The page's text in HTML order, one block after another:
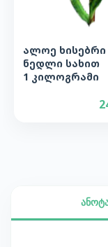
ალოე ხისებრი
ნედლი სახით
1 კილოგრამი